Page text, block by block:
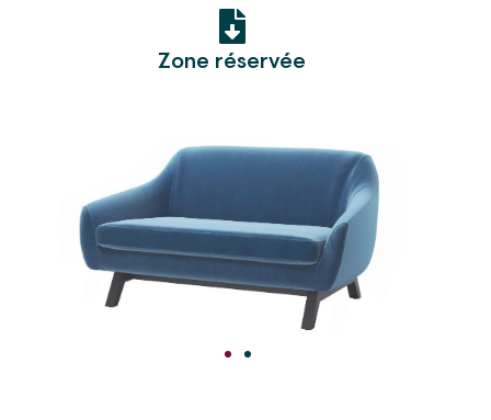
Zone réservée